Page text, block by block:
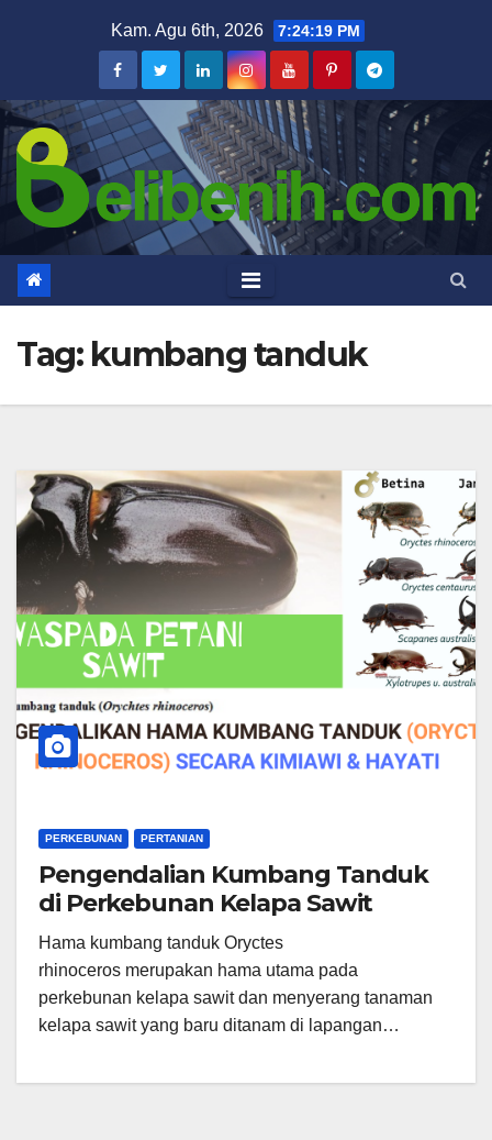
Kam. Agu 6th, 2026 7:24:19 PM
Tag: kumbang tanduk
PERKEBUNAN PERTANIAN
Pengendalian Kumbang Tanduk
di Perkebunan Kelapa Sawit
Hama kumbang tanduk Oryctes
rhinoceros merupakan hama utama pada
perkebunan kelapa sawit dan menyerang tanaman
kelapa sawit yang baru ditanam di lapangan…